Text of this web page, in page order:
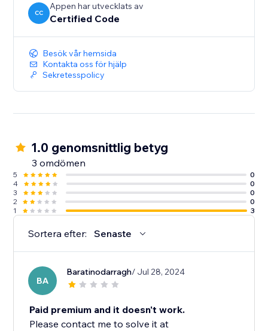
CC
Appen har utvecklats av
Certified Code
Besök vår hemsida
Kontakta oss för hjälp
Sekretesspolicy
1.0 genomsnittlig betyg
3 omdömen
5
0
4
0
3
0
2
0
1
3
Sortera efter: Senaste
BA
Baratinodarragh/ Jul 28, 2024
Paid premium and it doesn't work.
Please contact me to solve it at